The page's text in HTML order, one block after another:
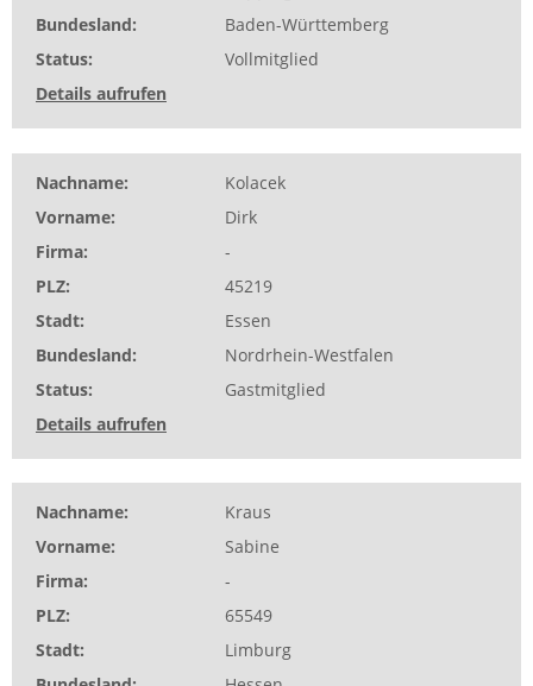
Bundesland
Baden-Württemberg
Status
Vollmitglied
Details aufrufen
Nachname
Kolacek
Vorname
Dirk
Firma
-
PLZ
45219
Stadt
Essen
Bundesland
Nordrhein-Westfalen
Status
Gastmitglied
Details aufrufen
Nachname
Kraus
Vorname
Sabine
Firma
-
PLZ
65549
Stadt
Limburg